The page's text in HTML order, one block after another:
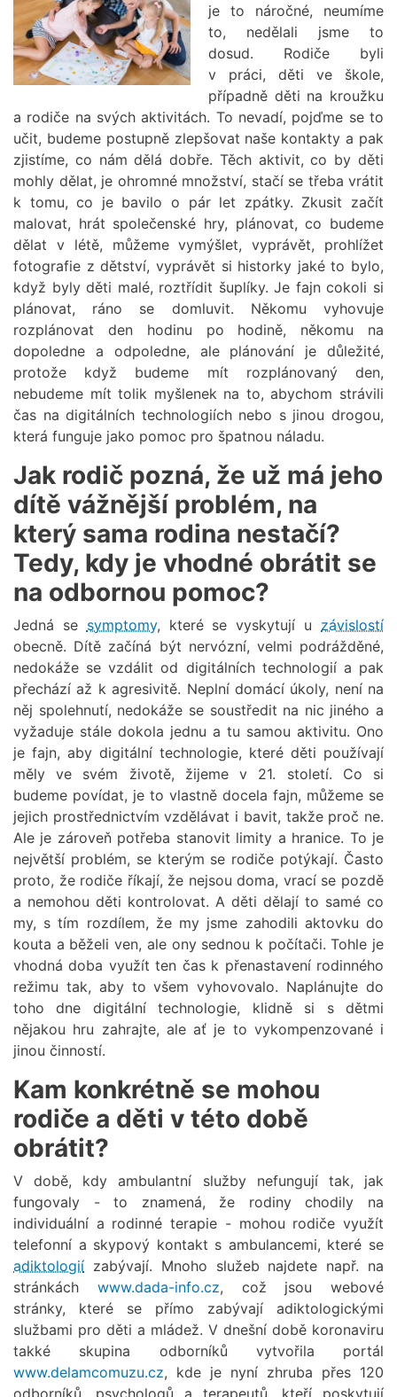
je to náročné, neumíme
to, nedělali jsme to
dosud. Rodiče byli
v práci, děti ve škole,
případně děti na kroužku
a rodiče na svých aktivitách. To nevadí, pojďme se to
učit, budeme postupně zlepšovat naše kontakty a pak
zjistíme, co nám dělá dobře. Těch aktivit, co by děti
mohly dělat, je ohromné množství, stačí se třeba vrátit
k tomu, co je bavilo o pár let zpátky. Zkusit začít
malovat, hrát společenské hry, plánovat, co budeme
dělat v létě, můžeme vymýšlet, vyprávět, prohlížet
fotografie z dětství, vyprávět si historky jaké to bylo,
když byly děti malé, roztřídit šuplíky. Je fajn cokoli si
plánovat, ráno se domluvit. Někomu vyhovuje
rozplánovat den hodinu po hodině, někomu na
dopoledne a odpoledne, ale plánování je důležité,
protože když budeme mít rozplánovaný den,
nebudeme mít tolik myšlenek na to, abychom strávili
čas na digitálních technologiích nebo s jinou drogou,
která funguje jako pomoc pro špatnou náladu.
Jak rodič pozná, že už má jeho
dítě vážnější problém, na
který sama rodina nestačí?
Tedy, kdy je vhodné obrátit se
na odbornou pomoc?
Jedná se symptomy, které se vyskytují u závislostí
obecně. Dítě začíná být nervózní, velmi podrážděné,
nedokáže se vzdálit od digitálních technologií a pak
přechází až k agresivitě. Neplní domácí úkoly, není na
něj spolehnutí, nedokáže se soustředit na nic jiného a
vyžaduje stále dokola jednu a tu samou aktivitu. Ono
je fajn, aby digitální technologie, které děti používají
měly ve svém životě, žijeme v 21. století. Co si
budeme povídat, je to vlastně docela fajn, můžeme se
jejich prostřednictvím vzdělávat i bavit, takže proč ne.
Ale je zároveň potřeba stanovit limity a hranice. To je
největší problém, se kterým se rodiče potýkají. Často
proto, že rodiče říkají, že nejsou doma, vrací se pozdě
a nemohou děti kontrolovat. A děti dělají to samé co
my, s tím rozdílem, že my jsme zahodili aktovku do
kouta a běželi ven, ale ony sednou k počítači. Tohle je
vhodná doba využít ten čas k přenastavení rodinného
režimu tak, aby to všem vyhovovalo. Naplánujte do
toho dne digitální technologie, klidně si s dětmi
nějakou hru zahrajte, ale ať je to vykompenzované i
jinou činností.
Kam konkrétně se mohou
rodiče a děti v této době
obrátit?
V době, kdy ambulantní služby nefungují tak, jak
fungovaly - to znamená, že rodiny chodily na
individuální a rodinné terapie - mohou rodiče využít
telefonní a skypový kontakt s ambulancemi, které se
adiktologií zabývají. Mnoho služeb najdete např. na
stránkách www.dada-info.cz, což jsou webové
stránky, které se přímo zabývají adiktologickými
službami pro děti a mládež. V dnešní době koronaviru
takké skupina odborníků vytvořila portál
www.delamcomuzu.cz, kde je nyní zhruba přes 120
odborníků, psychologů a terapeutů, kteří poskytují